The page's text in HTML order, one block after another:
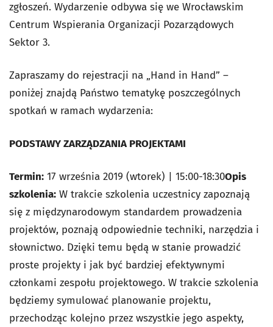
zgłoszeń. Wydarzenie odbywa się we Wrocławskim
Centrum Wspierania Organizacji Pozarządowych
Sektor 3.
Zapraszamy do rejestracji na „Hand in Hand” –
poniżej znajdą Państwo tematykę poszczególnych
spotkań w ramach wydarzenia:
PODSTAWY ZARZĄDZANIA PROJEKTAMI
Termin: 17 września 2019 (wtorek) | 15:00-18:30Opis
szkolenia: W trakcie szkolenia uczestnicy zapoznają
się z międzynarodowym standardem prowadzenia
projektów, poznają odpowiednie techniki, narzędzia i
słownictwo. Dzięki temu będą w stanie prowadzić
proste projekty i jak być bardziej efektywnymi
członkami zespołu projektowego. W trakcie szkolenia
będziemy symulować planowanie projektu,
przechodząc kolejno przez wszystkie jego aspekty,